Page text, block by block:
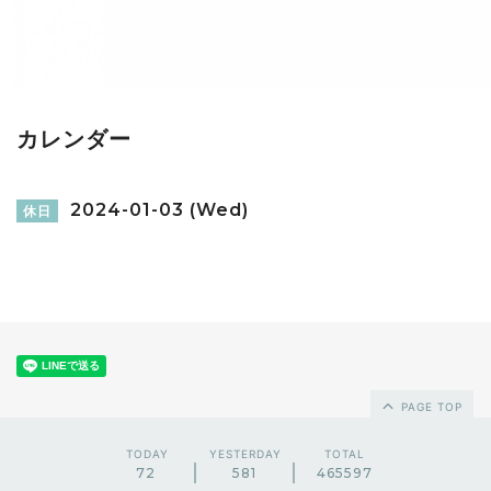
カレンダー
休日 2024-01-03 (Wed)
PAGE TOP
TODAY
72
YESTERDAY
581
TOTAL
465597